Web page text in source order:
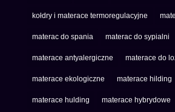
kołdry i materace termoregulacyjne
materac do spania materac do sypialni
materace antyalergiczne materace do
materace ekologiczne materace hilding
materace hulding materace hybrydowe